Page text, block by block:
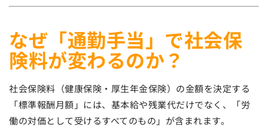
なぜ「通勤手当」で社会保
険料が変わるのか？
社会保険料（健康保険・厚生年金保険）の金額を決定する
「標準報酬月額」には、基本給や残業代だけでなく、「労
働の対価として受けるすべてのもの」が含まれます。